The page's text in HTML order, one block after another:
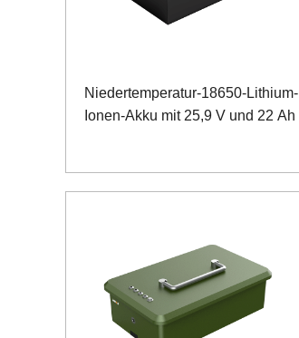
Niedertemperatur-18650-Lithium-
Ionen-Akku mit 25,9 V und 22 Ah